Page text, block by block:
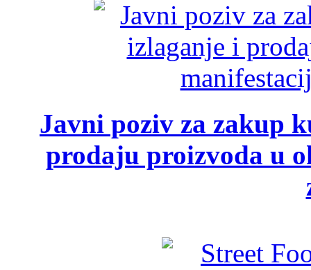
Javni poziv za zakup
prodaju proizvoda u